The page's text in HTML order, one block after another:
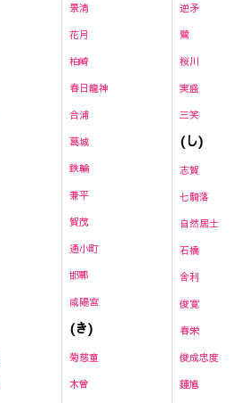
景清
花月
柏崎
春日龍神
合浦
葛城
鉄輪
兼平
賀茂
通小町
邯鄲
咸陽宮
(き)
菊慈童
木曾
逆矛
鷺
桜川
実盛
三笑
(し)
志賀
七騎落
自然居士
石橋
舎利
俊寛
春栄
俊成忠度
鍾馗